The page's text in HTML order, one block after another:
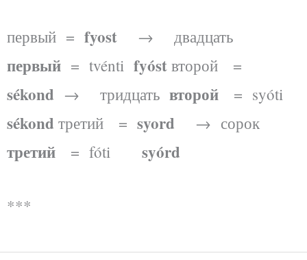
первый = fyost → двадцать
первый = tvénti fyóst второй =
sékond → тридцать второй = syóti
sékond третий = syord → сорок
третий = fóti syórd
***